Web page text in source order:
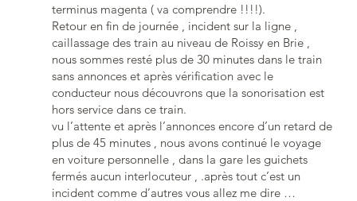
terminus magenta ( va comprendre !!!!).
Retour en fin de journée , incident sur la ligne ,
caillassage des train au niveau de Roissy en Brie ,
nous sommes resté plus de 30 minutes dans le train
sans annonces et après vérification avec le
conducteur nous découvrons que la sonorisation est
hors service dans ce train.
vu l’attente et après l’annonces encore d’un retard de
plus de 45 minutes , nous avons continué le voyage
en voiture personnelle , dans la gare les guichets
fermés aucun interlocuteur , .après tout c’est un
incident comme d’autres vous allez me dire …